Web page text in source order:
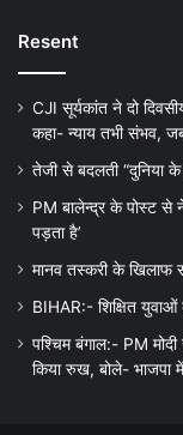
Resent
CJI सूर्यकांत ने दो
कहा- न्याय तभी संभव,
तेजी से बदलती “दुनिया के
PM बालेन्द्र के पोस्ट से
पड़ता है’
मानव तस्करी के खिलाफ
BIHAR:- शिक्षित युवाओं
पश्चिम बंगाल:- PM
किया रुख, बोले- भाजपा में